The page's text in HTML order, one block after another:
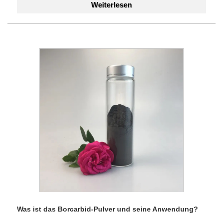
Weiterlesen
Was ist das Borcarbid-Pulver und seine Anwendung?